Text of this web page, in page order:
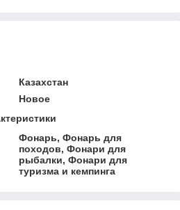
Казахстан
Новое
Фонарь, Фонарь для
походов, Фонари для
рыбалки, Фонари для
туризма и кемпинга